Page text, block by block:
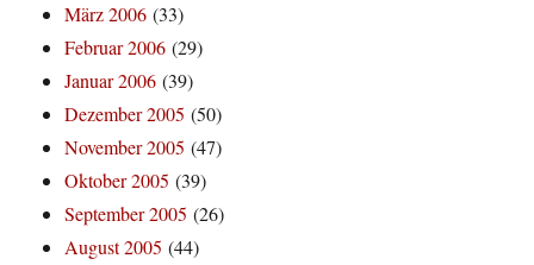
März 2006 (33)
Februar 2006 (29)
Januar 2006 (39)
Dezember 2005 (50)
November 2005 (47)
Oktober 2005 (39)
September 2005 (26)
August 2005 (44)